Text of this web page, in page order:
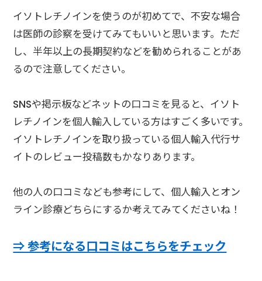
イソトレチノインを使うのが初めてで、不安な場合
は医師の診察を受けてみてもいいと思います。ただ
し、半年以上の長期契約などを勧められることがあ
るので注意してください。
SNSや掲示板などネットの口コミを見ると、イソト
レチノインを個人輸入している方はすごく多いです。
イソトレチノインを取り扱っている個人輸入代行サ
イトのレビュー投稿数もかなりあります。
他の人の口コミなども参考にして、個人輸入とオン
ライン診療どちらにするか考えてみてくださいね！
⇒ 参考になる口コミはこちらをチェック